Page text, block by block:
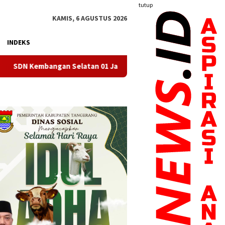
tutup
KAMIS, 6 AGUSTUS 2026
INDEKS
01 Jakarta Barat Resmi Miliki Koperasi Berbadan Hukum